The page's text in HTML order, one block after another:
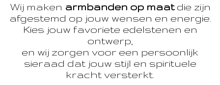
Wij maken armbanden op maatdie zijn
afgestemd op jouw wensen en energie.
Kies jouw favoriete edelstenen en
ontwerp,
en wij zorgen voor een persoonlijk
sieraad dat jouw stijl en spirituele
kracht versterkt.